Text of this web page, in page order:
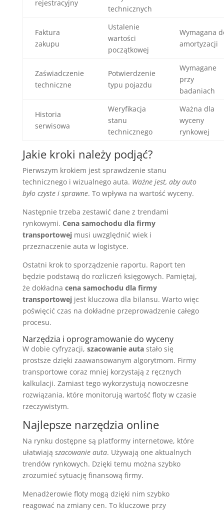
rejestracyjny
technicznych
Faktura
zakupu
Ustalenie
wartości
początkowej
Wymagana
amortyzacji
Zaświadczenie
techniczne
Potwierdzenie
typu pojazdu
Wymagane
przy
badaniach
Historia
serwisowa
Weryfikacja
stanu
technicznego
Ważna dla
wyceny
rynkowej
Jakie kroki należy podjąć?
Pierwszym krokiem jest sprawdzenie stanu
technicznego i wizualnego auta. Ważne jest, aby auto
było czyste i sprawne. To wpływa na wartość wyceny.
Następnie trzeba zestawić dane z trendami
rynkowymi. Cena samochodu dla firmy
transportowejmusi uwzględnić wiek i
przeznaczenie auta w logistyce.
Ostatni krok to sporządzenie raportu. Raport ten
będzie podstawą do rozliczeń księgowych. Pamiętaj,
że dokładna cena samochodu dla firmy
transportowejjest kluczowa dla bilansu. Warto więc
poświęcić czas na dokładne przeprowadzenie całego
procesu.
Narzędzia i oprogramowanie do wyceny
W dobie cyfryzacji, szacowanie autastało się
prostsze dzięki zaawansowanym algorytmom. Firmy
transportowe coraz mniej korzystają z ręcznych
kalkulacji. Zamiast tego wykorzystują nowoczesne
rozwiązania, które monitorują wartość floty w czasie
rzeczywistym.
Najlepsze narzędzia online
Na rynku dostępne są platformy internetowe, które
ułatwiają szacowanie auta. Używają one aktualnych
trendów rynkowych. Dzięki temu można szybko
zrozumieć sytuację finansową firmy.
Menadżerowie floty mogą dzięki nim szybko
reagować na zmiany cen. To kluczowe przy